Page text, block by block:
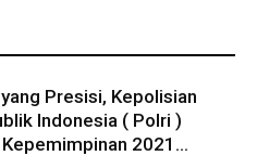
Presisi, Kepolisian
Indonesia ( Polri )
2021...